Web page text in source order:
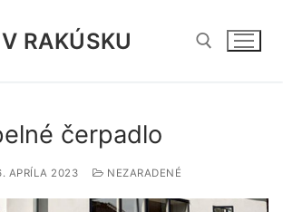
RAKÚSKU
čerpadlo
APRÍLA 2023 NEZARADENÉ